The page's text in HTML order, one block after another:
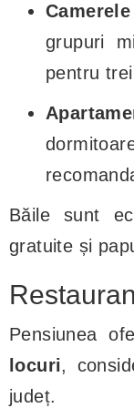
grupuri
pentru
Băile sunt
gratuite și
Pensiunea
locuri,
județ.